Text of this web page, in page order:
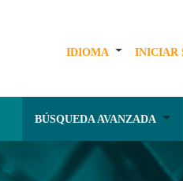
IDIOMA INICIAR
BÚSQUEDA AVANZADA